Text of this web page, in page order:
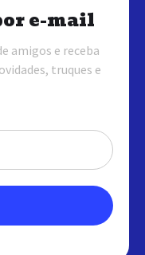
e-mail
amigos e receba
truques e